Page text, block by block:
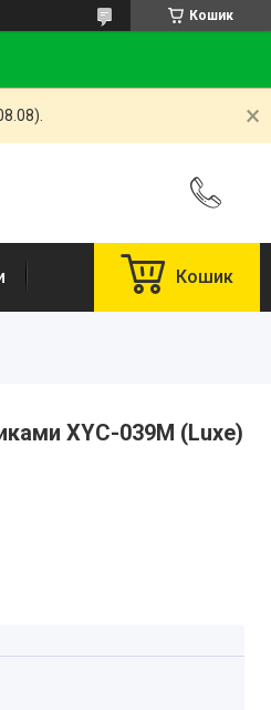
Кошик
Кошик
XYC-039M (Luxe)